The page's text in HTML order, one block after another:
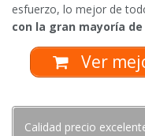
esfuerzo, lo mejor de
con la gran mayoría
Ver
Calidad precio